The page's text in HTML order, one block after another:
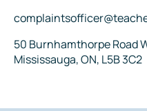
Courriel
Adresse
50 Burnhamthorpe Road
Mississauga, ON, L5B 3C2